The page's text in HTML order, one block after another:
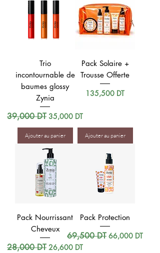
Trio
incontournable de
baumes glossy
Zynia
Prix original
39,000 DT Prix promotionnel
35,000 DT
Ajouter au panier
Pack Solaire +
Trousse Offerte
Prix
135,500 DT
Ajouter au panier
Pack Nourrissant
Cheveux
Prix original
28,000 DT Prix promotionnel
26,600 DT
Pack Protection
Prix original
69,500 DT Prix promotionnel
66,000 DT